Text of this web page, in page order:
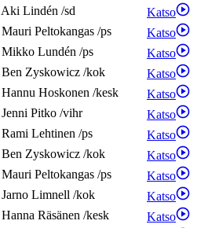
Aki Lindén /sd
Katso
Mauri Peltokangas /ps
Katso
Mikko Lundén /ps
Katso
Ben Zyskowicz /kok
Katso
Hannu Hoskonen /kesk
Katso
Jenni Pitko /vihr
Katso
Rami Lehtinen /ps
Katso
Ben Zyskowicz /kok
Katso
Mauri Peltokangas /ps
Katso
Jarno Limnell /kok
Katso
Hanna Räsänen /kesk
Katso